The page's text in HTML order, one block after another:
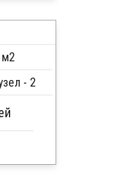
м2
- 2